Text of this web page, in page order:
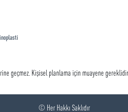
geçmez. Kişisel planlama için muayene gereklidir.
© Her Hakkı Saklıdır